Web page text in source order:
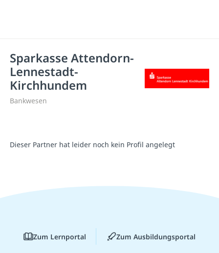
Sparkasse Attendorn-
Lennestadt-
Kirchhundem
Bankwesen
Dieser Partner hat leider noch kein Profil angelegt
Zum Lernportal Zum Ausbildungsportal